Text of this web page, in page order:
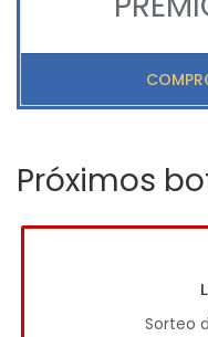
Próximos
Sorteo